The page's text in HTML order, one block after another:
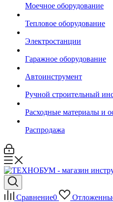
Моечное оборудование
Тепловое оборудование
Электростанции
Гаражное оборудование
Автоинструмент
Ручной строительный
Расходные материалы и
Распродажа
Сравнение0